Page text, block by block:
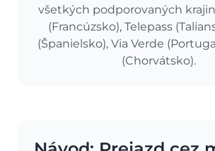
všetkých podporovaných
(Francúzsko), Telepass
(Španielsko), Via Verde
(Chorvátsko).